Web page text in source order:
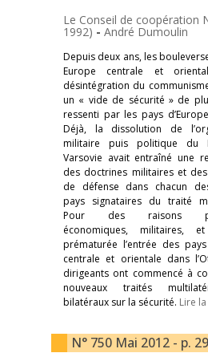
Le Conseil de coopération
1992) - André Dumoulin
Depuis deux ans, les
Europe centrale et
désintégration du
un « vide de sécurité » de
ressenti par les pays
Déjà, la dissolution de
militaire puis politique du
Varsovie avait entraîné une
des doctrines militaires et
de défense dans chacun
pays signataires du traité
Pour des raisons
économiques, militaires,
prématurée l’entrée des pays
centrale et orientale dans
dirigeants ont commencé à
nouveaux traités
bilatéraux sur la sécurité. Lire
N° 750 Mai 2012 - p.